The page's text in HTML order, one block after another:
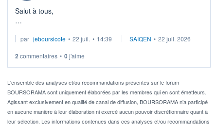
Salut à tous,
via un ETF plutôt que des actions individuelles.
Idéalement, je voudrais qu'il soit éligible au PEA.
Pour l' ...
par jeboursicote • 22 juil. • 14:39 SAIQEN • 22 juil. 2026
2 commentaires • 0j'aime
L'ensemble des analyses et/ou recommandations présentes sur le forum
BOURSORAMA sont uniquement élaborées par les membres qui en sont émetteurs.
Agissant exclusivement en qualité de canal de diffusion, BOURSORAMA n'a participé
en aucune manière à leur élaboration ni exercé aucun pouvoir discrétionnaire quant à
leur sélection. Les informations contenues dans ces analyses et/ou recommandations